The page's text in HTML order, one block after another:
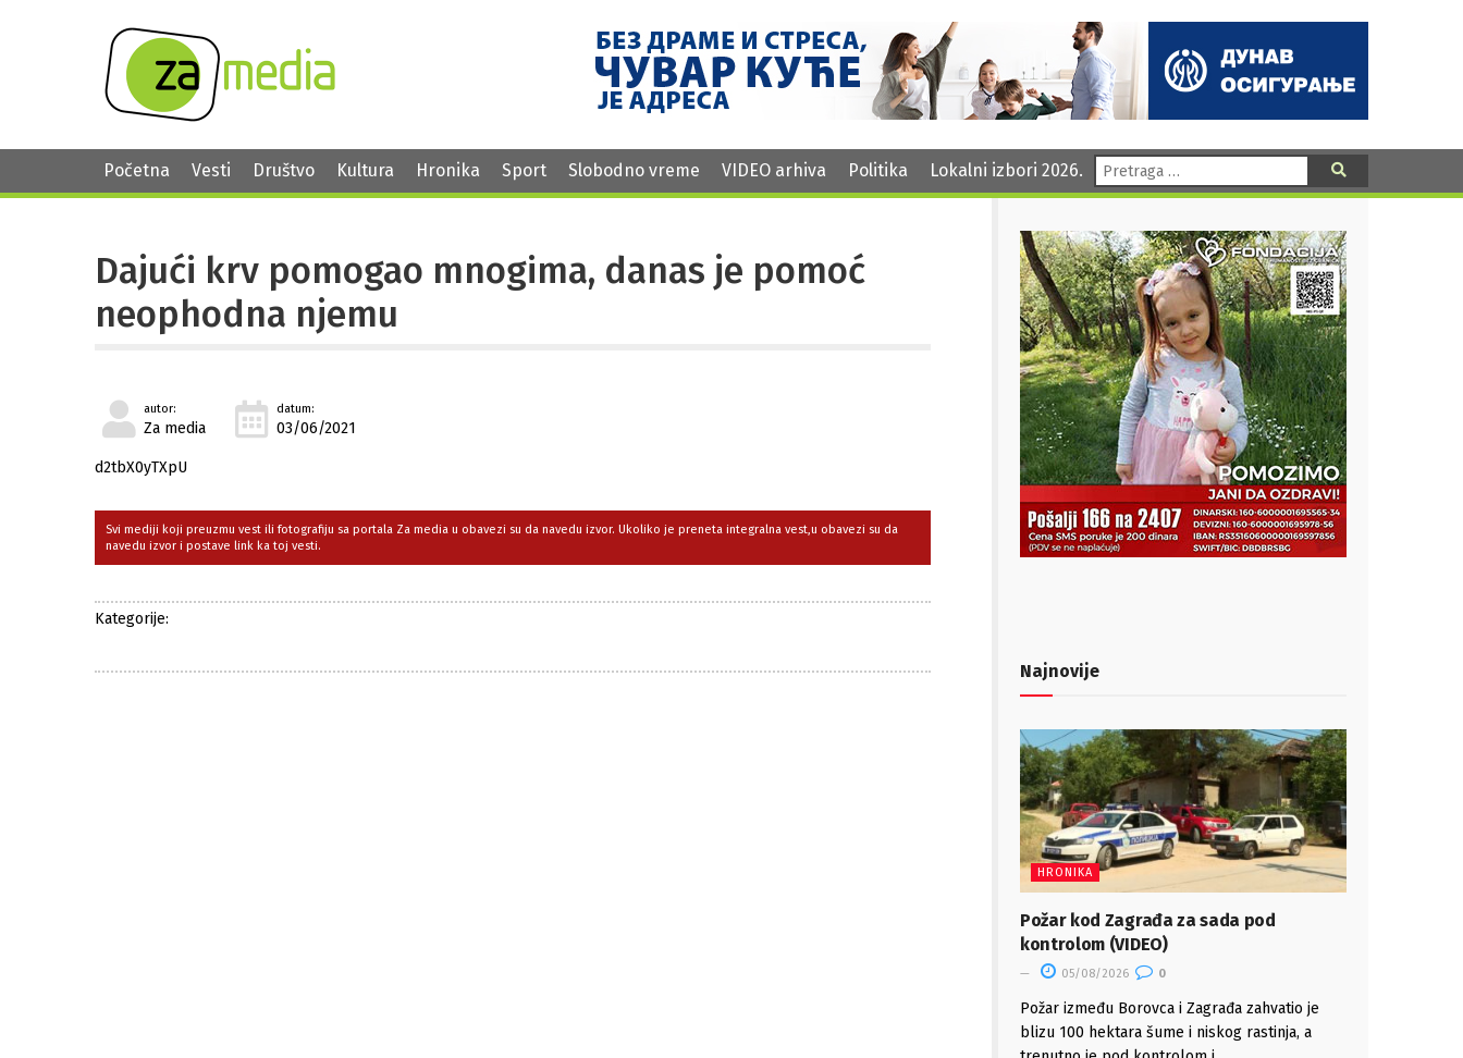
Početna Vesti Društvo Kultura Hronika Sport Slobodno vreme VIDEO arhiva Politika Lokalni izbori 2026. Pretraga:
Dajući krv pomogao mnogima, danas je pomoć
neophodna njemu
autor:
Za media
datum:
03/06/2021
d2tbX0yTXpU
Svi mediji koji preuzmu vest ili fotografiju sa portala Za media u obavezi su da navedu izvor. Ukoliko je preneta integralna vest,u obavezi su da
navedu izvor i postave link ka toj vesti.
Kategorije:
Najnovije
HRONIKA
Požar kod Zagrađa za sada pod
kontrolom (VIDEO)
05/08/2026 0
Požar između Borovca i Zagrađa zahvatio je
blizu 100 hektara šume i niskog rastinja, a